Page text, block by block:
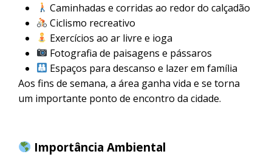
Caminhadas e corridas ao redor do calçadão
Ciclismo recreativo
Exercícios ao ar livre e ioga
Fotografia de paisagens e pássaros
Espaços para descanso e lazer em família
Aos fins de semana, a área ganha vida e se torna
um importante ponto de encontro da cidade.
Importância Ambiental